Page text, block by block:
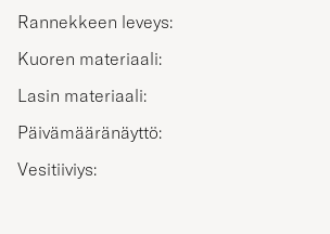
Rannekkeen leveys:
Kuoren materiaali:
Lasin materiaali:
Päivämääränäyttö:
Vesitiiviys: